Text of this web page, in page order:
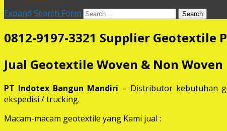
Expand Search Form
Search
0812-9197-3321 Supplier Geotextile
Jual Geotextile Woven & Non Woven
PT Indotex Bangun Mandiri – Distributor kebutuhan
ekspedisi / trucking.
Macam-macam geotextile yang Kami jual :